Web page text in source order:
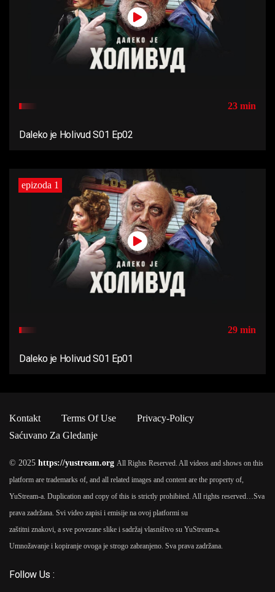
23 min
Daleko je Holivud S01 Ep02
epizoda 1
29 min
Daleko je Holivud S01 Ep01
Kontakt Terms Of Use
Privacy-Policy
Saćuvano Za Gledanje
© 2025 https://yustream.org All Rights Reserved. All videos and shows on this
platform are trademarks of, and all related images and content are the property of,
YuStream-a. Duplication and copy of this is strictly prohibited. All rights reserved…Sva
prava zadržana. Svi video zapisi i emisije na ovoj platformi su
zaštitni znakovi, a sve povezane slike i sadržaj vlasništvo su YuStream-a.
Umnožavanje i kopiranje ovoga je strogo zabranjeno. Sva prava zadržana.
Follow Us :